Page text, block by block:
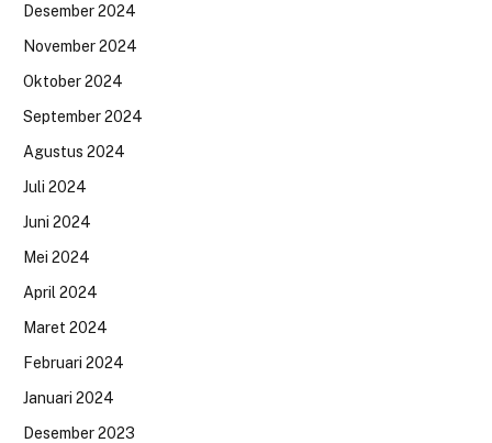
Desember 2024
November 2024
Oktober 2024
September 2024
Agustus 2024
Juli 2024
Juni 2024
Mei 2024
April 2024
Maret 2024
Februari 2024
Januari 2024
Desember 2023